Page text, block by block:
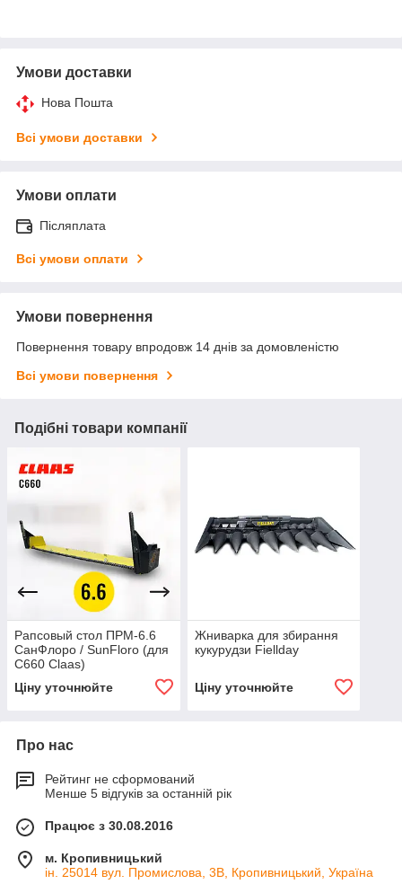
Умови доставки
Нова Пошта
Всі умови доставки
Умови оплати
Післяплата
Всі умови оплати
Умови повернення
Повернення товару впродовж 14 днів за домовленістю
Всі умови повернення
Подібні товари компанії
Рапсовый стол ПРМ-6.6
СанФлоро / SunFloro (для
С660 Claas)
Ціну уточнюйте
Жниварка для збирання
кукурудзи Fiellday
Ціну уточнюйте
Про нас
Рейтинг не сформований
Менше 5 відгуків за останній рік
Працює з 30.08.2016
м. Кропивницький
ін. 25014 вул. Промислова, 3В, Кропивницький, Україна